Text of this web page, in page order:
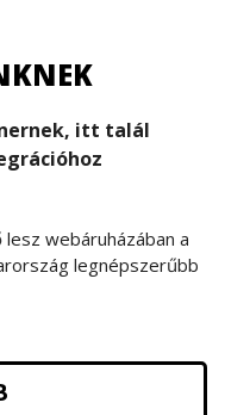
itt talál
webáruházában a
legnépszerűbb